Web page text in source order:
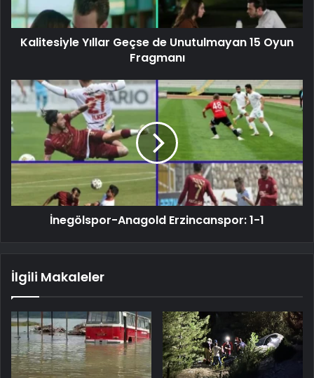
Kalitesiyle Yıllar Geçse de Unutulmayan 15 Oyun
Fragmanı
İnegölspor-Anagold Erzincanspor: 1-1
İlgili Makaleler